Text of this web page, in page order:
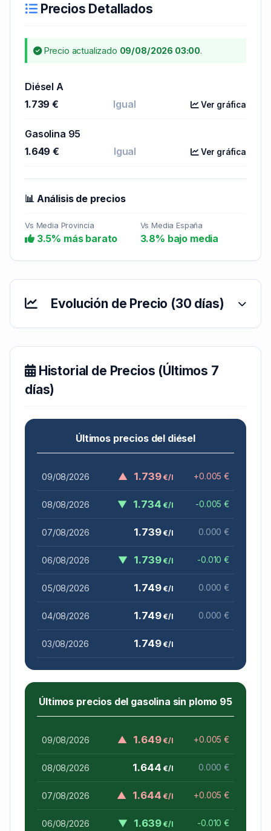
Precios Detallados
Precio actualizado 09/08/2026 03:00.
Diésel A
1.739 €
Igual Ver gráfica
Gasolina 95
1.649 €
Igual Ver gráfica
📊 Análisis de precios
Vs Media Provincia
3.5% más barato
Vs Media España
3.8% bajo media
Evolución de Precio (30 días)
Historial de Precios (Últimos 7
días)
Últimos precios del diésel
09/08/2026 ▲ 1.739€/l +0.005 €
08/08/2026 ▼ 1.734€/l -0.005 €
07/08/2026 1.739€/l 0.000 €
06/08/2026 ▼ 1.739€/l -0.010 €
05/08/2026 1.749€/l 0.000 €
04/08/2026 1.749€/l 0.000 €
03/08/2026 1.749€/l
Últimos precios del gasolina sin plomo 95
09/08/2026 ▲ 1.649€/l +0.005 €
08/08/2026 1.644€/l 0.000 €
07/08/2026 ▲ 1.644€/l +0.005 €
06/08/2026 ▼ 1.639€/l -0.010 €